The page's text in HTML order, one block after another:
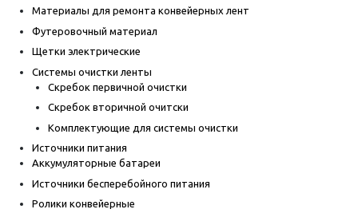
Материалы для ремонта конвейерных лент
Футеровочный материал
Щетки электрические
Системы очистки ленты
Скребок первичной очистки
Скребок вторичной очитски
Комплектующие для системы очистки
Источники питания
Аккумуляторные батареи
Источники бесперебойного питания
Ролики конвейерные